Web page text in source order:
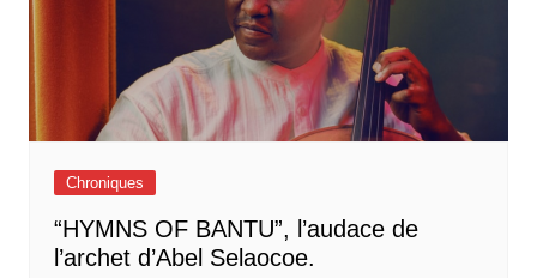
Chroniques
“HYMNS OF BANTU”, l’audace de
l’archet d’Abel Selaocoe.